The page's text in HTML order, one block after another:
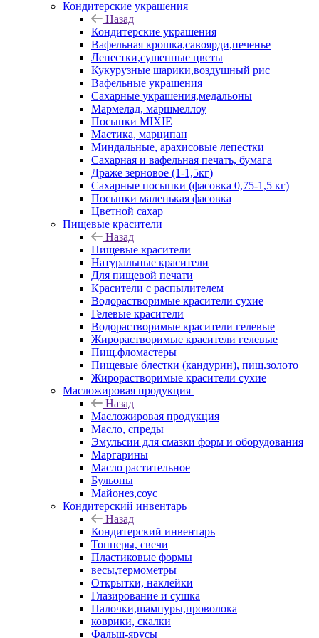
Кондитерские украшения
Назад
Кондитерские украшения
Вафельная крошка,савоярди,печенье
Лепестки,сушенные цветы
Кукурузные шарики,воздушный рис
Вафельные украшения
Сахарные украшения,медальоны
Мармелад, маршмеллоу
Посыпки MIXIE
Мастика, марципан
Миндальные, арахисовые лепестки
Сахарная и вафельная печать, бумага
Драже зерновое (1-1,5кг)
Сахарные посыпки (фасовка 0,75-1,5 кг)
Посыпки маленькая фасовка
Цветной сахар
Пищевые красители
Назад
Пищевые красители
Натуральные красители
Для пищевой печати
Красители с распылителем
Водорастворимые красители сухие
Гелевые красители
Водорастворимые красители гелевые
Жирорастворимые красители гелевые
Пищ.фломастеры
Пищевые блестки (кандурин), пищ.золото
Жирорастворимые красители сухие
Масложировая продукция
Назад
Масложировая продукция
Масло, спреды
Эмульсии для смазки форм и оборудования
Маргарины
Масло растительное
Бульоны
Майонез,соус
Кондитерский инвентарь
Назад
Кондитерский инвентарь
Топперы, свечи
Пластиковые формы
весы,термометры
Открытки, наклейки
Глазирование и сушка
Палочки,шампуры,проволока
коврики, скалки
Фальш-ярусы